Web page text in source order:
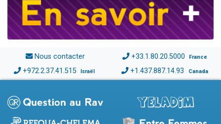
Nous contacter +33.1.80.20.5000 France
+972.2.37.41.515 Israël +1.437.887.14.93 Canada